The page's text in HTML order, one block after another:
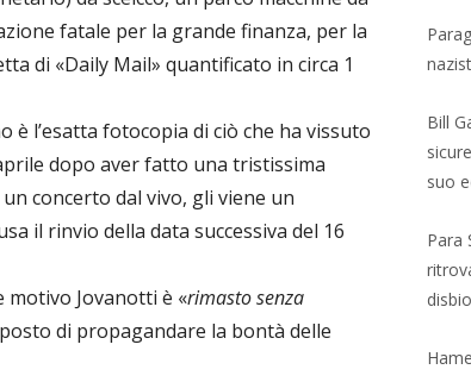
fatale per la grande finanza, per la
di «Daily Mail» quantificato in circa 1
è l’esatta fotocopia di ciò che ha vissuto
dopo aver fatto una tristissima
concerto dal vivo, gli viene un
il rinvio della data successiva del 16
motivo Jovanotti è «rimasto senza
di propagandare la bontà delle
Bill
suo
Para